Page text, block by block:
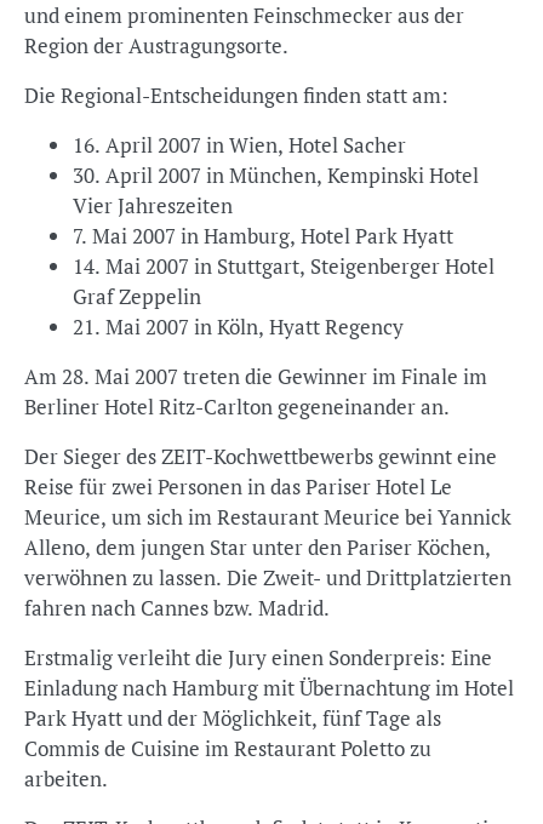
und einem prominenten Feinschmecker aus der
Region der Austragungsorte.
Die Regional-Entscheidungen finden statt am:
16. April 2007 in Wien, Hotel Sacher
30. April 2007 in München, Kempinski Hotel
Vier Jahreszeiten
7. Mai 2007 in Hamburg, Hotel Park Hyatt
14. Mai 2007 in Stuttgart, Steigenberger Hotel
Graf Zeppelin
21. Mai 2007 in Köln, Hyatt Regency
Am 28. Mai 2007 treten die Gewinner im Finale im
Berliner Hotel Ritz-Carlton gegeneinander an.
Der Sieger des ZEIT-Kochwettbewerbs gewinnt eine
Reise für zwei Personen in das Pariser Hotel Le
Meurice, um sich im Restaurant Meurice bei Yannick
Alleno, dem jungen Star unter den Pariser Köchen,
verwöhnen zu lassen. Die Zweit- und Drittplatzierten
fahren nach Cannes bzw. Madrid.
Erstmalig verleiht die Jury einen Sonderpreis: Eine
Einladung nach Hamburg mit Übernachtung im Hotel
Park Hyatt und der Möglichkeit, fünf Tage als
Commis de Cuisine im Restaurant Poletto zu
arbeiten.